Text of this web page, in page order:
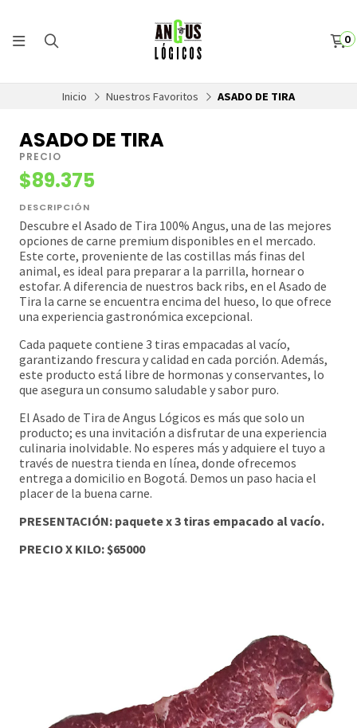
0
Inicio Nuestros Favoritos ASADO DE TIRA
ASADO DE TIRA
PRECIO
$89.375
DESCRIPCIÓN
Descubre el Asado de Tira 100% Angus, una de las mejores
opciones de carne premium disponibles en el mercado.
Este corte, proveniente de las costillas más finas del
animal, es ideal para preparar a la parrilla, hornear o
estofar. A diferencia de nuestros back ribs, en el Asado de
Tira la carne se encuentra encima del hueso, lo que ofrece
una experiencia gastronómica excepcional.
Cada paquete contiene 3 tiras empacadas al vacío,
garantizando frescura y calidad en cada porción. Además,
este producto está libre de hormonas y conservantes, lo
que asegura un consumo saludable y sabor puro.
El Asado de Tira de Angus Lógicos es más que solo un
producto; es una invitación a disfrutar de una experiencia
culinaria inolvidable. No esperes más y adquiere el tuyo a
través de nuestra tienda en línea, donde ofrecemos
entrega a domicilio en Bogotá. Demos un paso hacia el
placer de la buena carne.
PRESENTACIÓN: paquete x 3 tiras empacado al vacío.
PRECIO X KILO: $65000